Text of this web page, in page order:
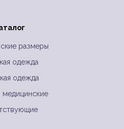
размеры
одежда
одежда
медицинские